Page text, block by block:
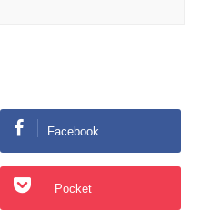
Facebook
Pocket